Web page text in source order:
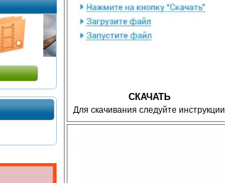
СКАЧАТЬ
Для скачивания следуйте инструкции